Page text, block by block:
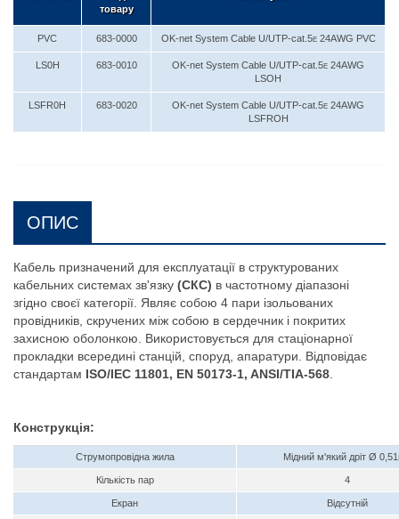
товару
PVC 683-0000 OK-net System Cable U/UTP-cat.5E24AWG PVC
LS0H 683-0010 OK-net System Cable U/UTP-cat.5E 24AWG
LSOH
LSFR0H 683-0020 OK-net System Cable U/UTP-cat.5E 24AWG
LSFROH
ОПИС
Кабель призначений для експлуатації в структурованих
кабельних системах зв'язку (СКС) в частотному діапазоні
згідно своєї категорії. Являє собою 4 пари ізольованих
провідників, скручених між собою в сердечник і покритих
захисною оболонкою. Використовується для стаціонарної
прокладки всередині станцій, споруд, апаратури. Відповідає
стандартам ISO/IEC 11801, EN 50173-1, ANSI/TIA-568
Конструкція:
Струмопровідна жила Мідний м'який дріт Ø
Кількість пар 4
Екран Відсутній